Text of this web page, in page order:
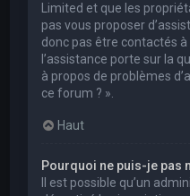
Limited et que les
pas vous proposer
donc pas être contactés
l’assistance porte sur la
à propos de problèmes
ce forum ? ».
Haut
Pourquoi ne puis-je pas
Il est possible qu’un